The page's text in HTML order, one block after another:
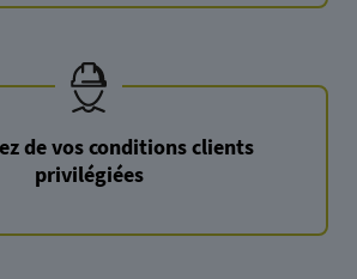
de vos conditions clients
privilégiées